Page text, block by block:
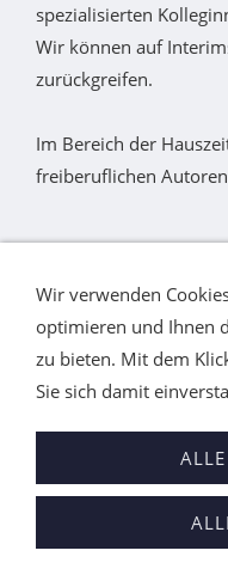
spezialisierten
Wir können auf
zurückgreifen.
Im Bereich der
freiberuflichen
Rücksprache mit
wir ihnen gern zur
zurück nach oben
Wegbeschreibung
Wir verwenden
optimieren und Ihnen
zu bieten. Mit dem
Sie sich damit